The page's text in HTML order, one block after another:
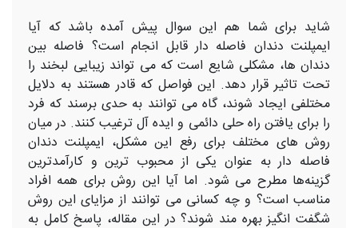
شاید برای شما هم این سوال پیش آمده باشد که آیا
ایمپلنت دندان فاصله دار قابل انجام است؟ فاصله بین
دندان ‌ها، مشکلی شایع است که می ‌تواند زیبایی لبخند را
تحت تاثیر قرار دهد. این فواصل که قادر هستند به دلایل
مختلفی ایجاد شوند، گاه می ‌توانند به حدی برسند که فرد
را برای یافتن راه حلی دائمی و ایده ‌آل ترغیب کنند. در میان
روش ‌های مختلف برای رفع این مشکل، ایمپلنت دندان
فاصله دار به عنوان یکی از محبوب ‌ترین و کارآمدترین
گزینه‌ها مطرح می ‌شود. اما آیا این روش برای همه افراد
مناسب است؟ و چه کسانی می ‌توانند از مزایای این روش
شگفت ‌انگیز بهره‌ مند شوند؟ در این مقاله، پاسخ کامل به